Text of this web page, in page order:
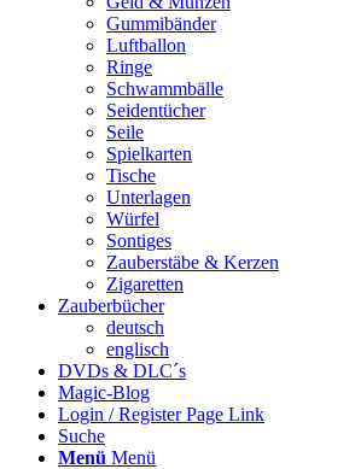
Gummibänder
Luftballon
Ringe
Schwammbälle
Seidentücher
Seile
Spielkarten
Tische
Unterlagen
Würfel
Sontiges
Zauberstäbe & Kerzen
Zigaretten
Zauberbücher
deutsch
englisch
DVDs & DLC´s
Magic-Blog
Login / Register Page Link
Suche
Menü Menü